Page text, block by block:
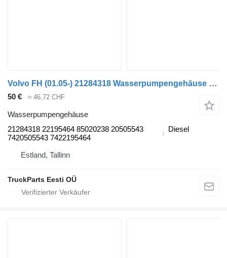
Volvo FH (01.05-) 21284318 Wasserpumpengehäuse für Volvo FH12, FH16, NH12, FH, VNL780 (1993-2014) Sattelzugmaschine
50 € ≈ 46,72 CHF
Wasserpumpengehäuse
21284318 22195464 85020238 20505543
7420505543 7422195464
Diesel
Estland, Tallinn
TruckParts Eesti OÜ